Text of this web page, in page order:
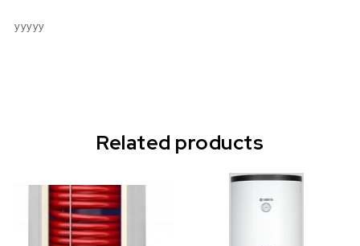
yyyyy
Related products